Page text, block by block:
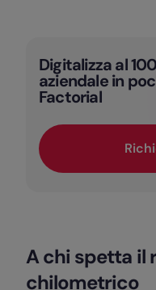
Digitalizza al
aziendale in
Factorial
A chi spetta il
chilometrico